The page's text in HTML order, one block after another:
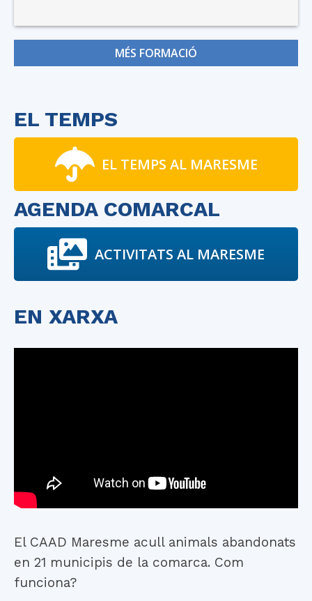
MÉS FORMACIÓ
EL TEMPS
EL TEMPS AL MARESME
AGENDA COMARCAL
ACTIVITATS AL MARESME
EN XARXA
El CAAD Maresme acull animals abandonats
en 21 municipis de la comarca. Com
funciona?